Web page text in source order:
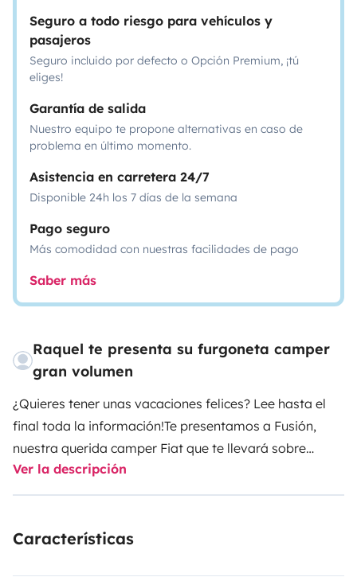
Seguro a todo riesgo para vehículos y
pasajeros
Seguro incluido por defecto o Opción Premium, ¡tú
eliges!
Garantía de salida
Nuestro equipo te propone alternativas en caso de
problema en último momento.
Asistencia en carretera 24/7
Disponible 24h los 7 días de la semana
Pago seguro
Más comodidad con nuestras facilidades de pago
Saber más
Raquel te presenta su furgoneta camper
gran volumen
¿Quieres tener unas vacaciones felices? Lee hasta el
final toda la información!Te presentamos a Fusión,
nuestra querida camper Fiat que te llevará sobre
ruedas a tu siguiente aventura. ¿Dónde comienza la
experiencia? Te adelantamos que empieza de la mano
encargada de que esté siempre perfectamente
Ver la descripción
Características